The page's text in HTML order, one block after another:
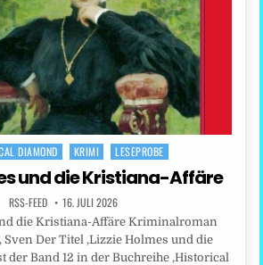
DIAMOND KRIMI LESEPROBE
und die Kristiana-Affäre
RSS-FEED 16. JULI 2026
die Kristiana-Affäre Kriminalroman
Sven Der Titel ‚Lizzie Holmes und die
der Band 12 in der Buchreihe ‚Historical